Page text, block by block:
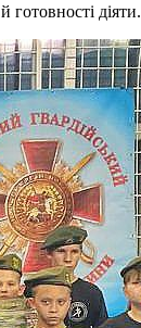
діяти.